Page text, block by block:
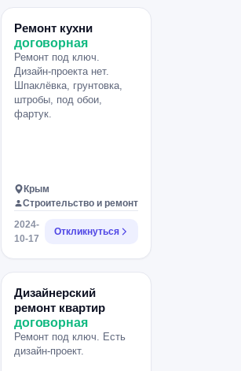
Ремонт кухни
договорная
Ремонт под ключ.
Дизайн-проекта нет.
Шпаклёвка, грунтовка,
штробы, под обои,
фартук.
Крым
Строительство и ремонт
2024-
10-17
Откликнуться
Дизайнерский
ремонт квартир
договорная
Ремонт под ключ. Есть
дизайн-проект.